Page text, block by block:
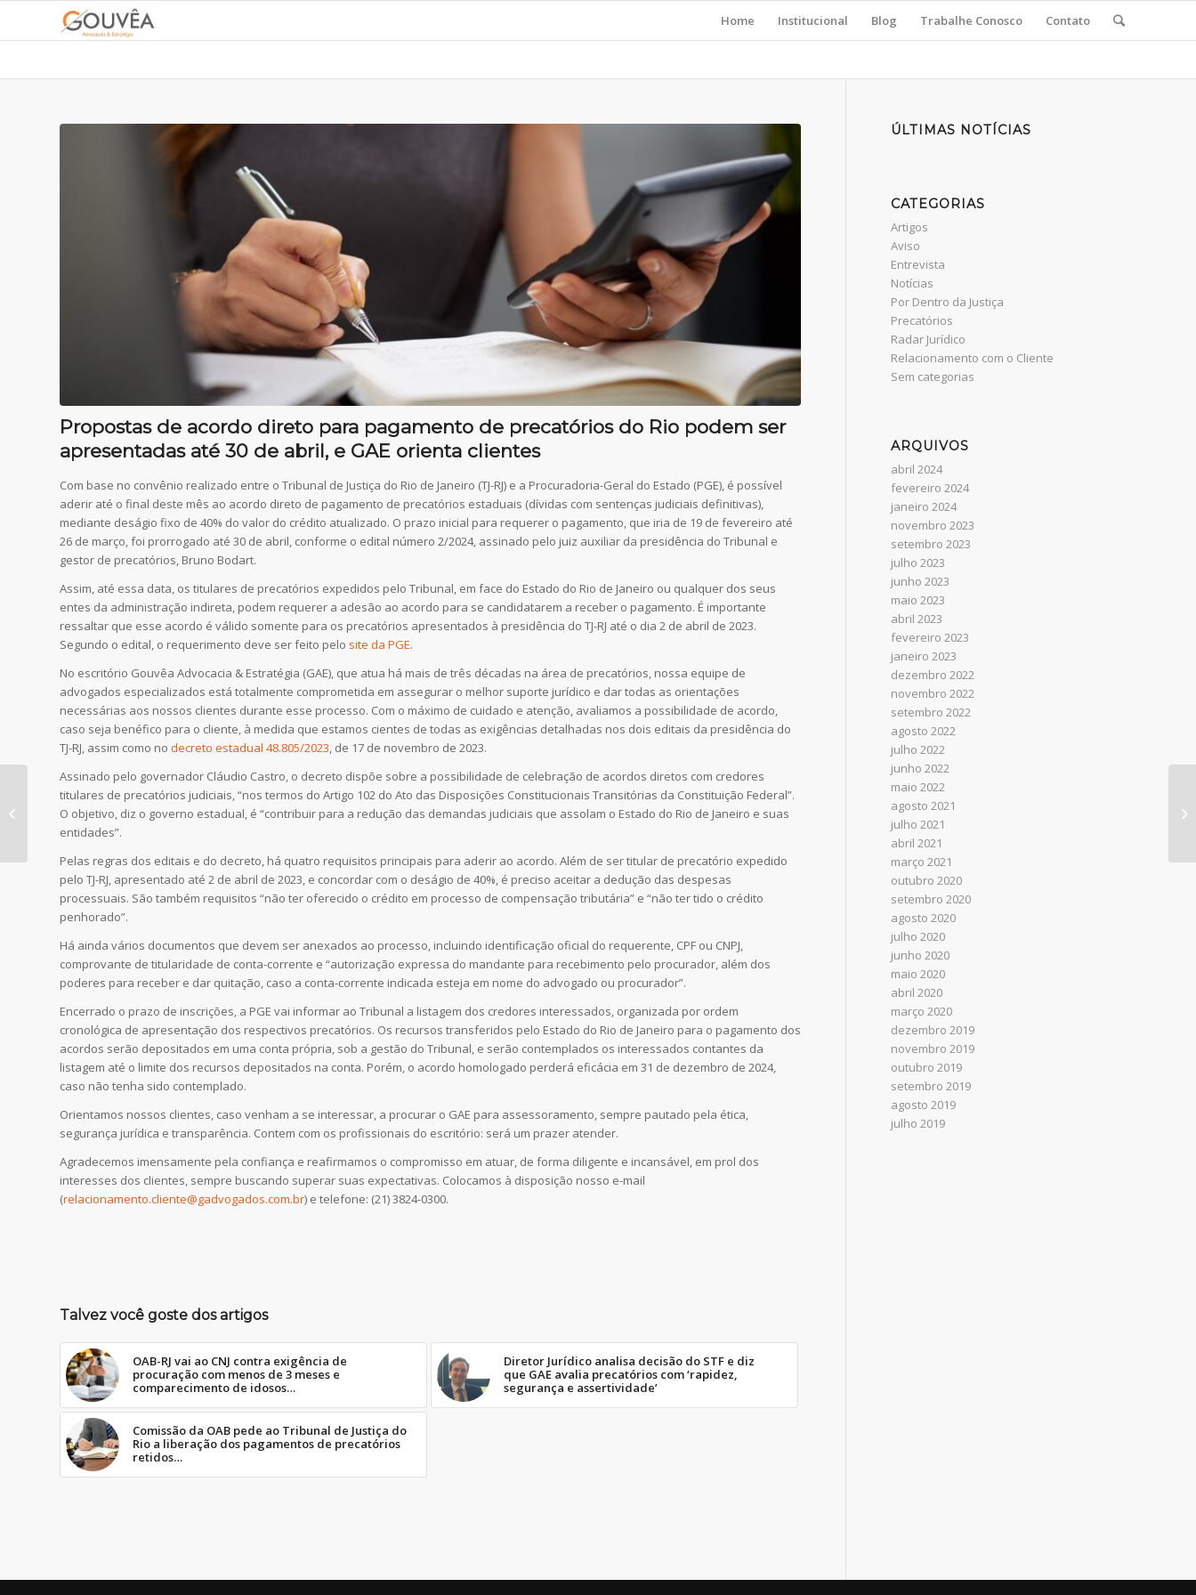
Home Institucional Blog Trabalhe Conosco Contato
Propostas de acordo direto para pagamento de precatórios do Rio podem ser
apresentadas até 30 de abril, e GAE orienta clientes
Com base no convênio realizado entre o Tribunal de Justiça do Rio de Janeiro (TJ-RJ) e a Procuradoria-Geral do Estado (PGE), é possível
aderir até o final deste mês ao acordo direto de pagamento de precatórios estaduais (dívidas com sentenças judiciais definitivas),
mediante deságio fixo de 40% do valor do crédito atualizado. O prazo inicial para requerer o pagamento, que iria de 19 de fevereiro até
26 de março, foi prorrogado até 30 de abril, conforme o edital número 2/2024, assinado pelo juiz auxiliar da presidência do Tribunal e
gestor de precatórios, Bruno Bodart.
Assim, até essa data, os titulares de precatórios expedidos pelo Tribunal, em face do Estado do Rio de Janeiro ou qualquer dos seus
entes da administração indireta, podem requerer a adesão ao acordo para se candidatarem a receber o pagamento. É importante
ressaltar que esse acordo é válido somente para os precatórios apresentados à presidência do TJ-RJ até o dia 2 de abril de 2023.
Segundo o edital, o requerimento deve ser feito pelo site da PGE.
No escritório Gouvêa Advocacia & Estratégia (GAE), que atua há mais de três décadas na área de precatórios, nossa equipe de
advogados especializados está totalmente comprometida em assegurar o melhor suporte jurídico e dar todas as orientações
necessárias aos nossos clientes durante esse processo. Com o máximo de cuidado e atenção, avaliamos a possibilidade de acordo,
caso seja benéfico para o cliente, à medida que estamos cientes de todas as exigências detalhadas nos dois editais da presidência do
TJ-RJ, assim como no decreto estadual 48.805/2023, de 17 de novembro de 2023.
Assinado pelo governador Cláudio Castro, o decreto dispõe sobre a possibilidade de celebração de acordos diretos com credores
titulares de precatórios judiciais, “nos termos do Artigo 102 do Ato das Disposições Constitucionais Transitórias da Constituição Federal”.
O objetivo, diz o governo estadual, é “contribuir para a redução das demandas judiciais que assolam o Estado do Rio de Janeiro e suas
entidades”.
Pelas regras dos editais e do decreto, há quatro requisitos principais para aderir ao acordo. Além de ser titular de precatório expedido
pelo TJ-RJ, apresentado até 2 de abril de 2023, e concordar com o deságio de 40%, é preciso aceitar a dedução das despesas
processuais. São também requisitos “não ter oferecido o crédito em processo de compensação tributária” e “não ter tido o crédito
penhorado”.
Há ainda vários documentos que devem ser anexados ao processo, incluindo identificação oficial do requerente, CPF ou CNPJ,
comprovante de titularidade de conta-corrente e “autorização expressa do mandante para recebimento pelo procurador, além dos
poderes para receber e dar quitação, caso a conta-corrente indicada esteja em nome do advogado ou procurador”.
Encerrado o prazo de inscrições, a PGE vai informar ao Tribunal a listagem dos credores interessados, organizada por ordem
cronológica de apresentação dos respectivos precatórios. Os recursos transferidos pelo Estado do Rio de Janeiro para o pagamento dos
acordos serão depositados em uma conta própria, sob a gestão do Tribunal, e serão contemplados os interessados contantes da
listagem até o limite dos recursos depositados na conta. Porém, o acordo homologado perderá eficácia em 31 de dezembro de 2024,
caso não tenha sido contemplado.
Orientamos nossos clientes, caso venham a se interessar, a procurar o GAE para assessoramento, sempre pautado pela ética,
segurança jurídica e transparência. Contem com os profissionais do escritório: será um prazer atender.
Agradecemos imensamente pela confiança e reafirmamos o compromisso em atuar, de forma diligente e incansável, em prol dos
interesses dos clientes, sempre buscando superar suas expectativas. Colocamos à disposição nosso e-mail
(relacionamento.cliente@gadvogados.com.br) e telefone: (21) 3824-0300.
Talvez você goste dos artigos
OAB-RJ vai ao CNJ contra exigência de
procuração com menos de 3 meses e
comparecimento de idosos…
Diretor Jurídico analisa decisão do STF e diz
que GAE avalia precatórios com ‘rapidez,
segurança e assertividade’
Comissão da OAB pede ao Tribunal de Justiça do
Rio a liberação dos pagamentos de precatórios
retidos…
ÚLTIMAS NOTÍCIAS
CATEGORIAS
Artigos
Aviso
Entrevista
Notícias
Por Dentro da Justiça
Precatórios
Radar Jurídico
Relacionamento com o Cliente
Sem categorias
ARQUIVOS
abril 2024
fevereiro 2024
janeiro 2024
novembro 2023
setembro 2023
julho 2023
junho 2023
maio 2023
abril 2023
fevereiro 2023
janeiro 2023
dezembro 2022
novembro 2022
setembro 2022
agosto 2022
julho 2022
junho 2022
maio 2022
agosto 2021
julho 2021
abril 2021
março 2021
outubro 2020
setembro 2020
agosto 2020
julho 2020
junho 2020
maio 2020
abril 2020
março 2020
dezembro 2019
novembro 2019
outubro 2019
setembro 2019
agosto 2019
julho 2019
Tribunal de Justiça
abre possibilidade de
acordo para pagar